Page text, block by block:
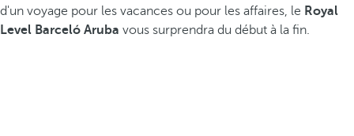
d'un voyage pour les vacances ou pour les affaires, le Royal
Level Barceló Aruba vous surprendra du début à la fin.